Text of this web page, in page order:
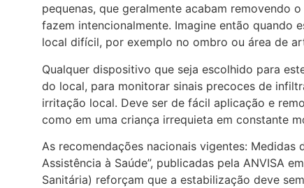
pequenas, que geralmente acabam removendo
fazem intencionalmente. Imagine então quando
local difícil, por exemplo no ombro ou área de
Qualquer dispositivo que seja escolhido para
do local, para monitorar sinais precoces de
irritação local. Deve ser de fácil aplicação e
como em uma criança irrequieta em constante
As recomendações nacionais vigentes: Medidas
Assistência à Saúde”, publicadas pela ANVISA
Sanitária) reforçam que a estabilização deve